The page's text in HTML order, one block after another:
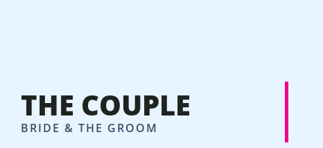
THE COUPLE
BRIDE & THE GROOM